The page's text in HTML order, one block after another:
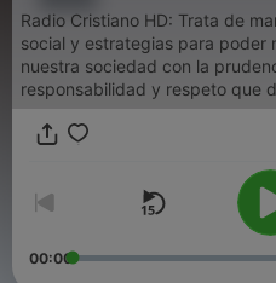
Radio Cristiano HD: Trata de
social y estrategias para poder
nuestra sociedad con la
responsabilidad y respeto que
00:00